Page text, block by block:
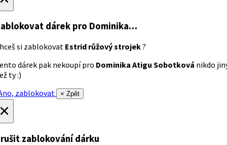
dárek pro Dominika…
si zablokovat Estrid růžový strojek?
dárek pak nekoupí pro Dominika Atigu Sobotková nikdo
ty :)
zablokovat
× Zpět
zablokování dárku